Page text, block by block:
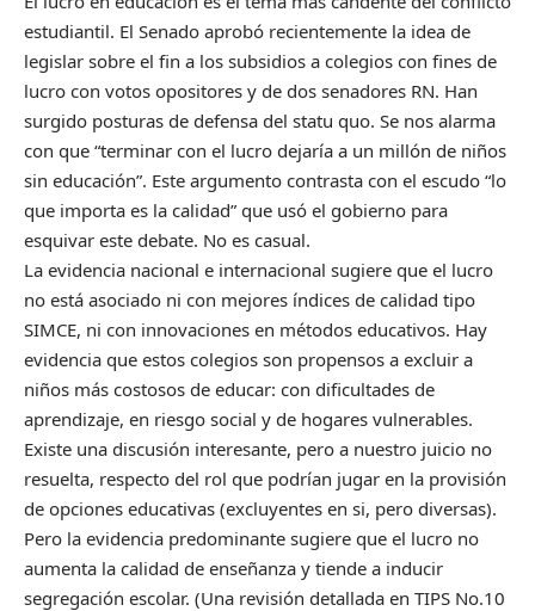
estudiantil. El Senado aprobó recientemente la idea de
legislar sobre el fin a los subsidios a colegios con fines de
lucro con votos opositores y de dos senadores RN. Han
surgido posturas de defensa del statu quo. Se nos alarma
con que “terminar con el lucro dejaría a un millón de niños
sin educación”. Este argumento contrasta con el escudo “lo
que importa es la calidad” que usó el gobierno para
esquivar este debate. No es casual.
La evidencia nacional e internacional sugiere que el lucro
no está asociado ni con mejores índices de calidad tipo
SIMCE, ni con innovaciones en métodos educativos. Hay
evidencia que estos colegios son propensos a excluir a
niños más costosos de educar: con dificultades de
aprendizaje, en riesgo social y de hogares vulnerables.
Existe una discusión interesante, pero a nuestro juicio no
resuelta, respecto del rol que podrían jugar en la provisión
de opciones educativas (excluyentes en si, pero diversas).
Pero la evidencia predominante sugiere que el lucro no
aumenta la calidad de enseñanza y tiende a inducir
segregación escolar. (Una revisión detallada en TIPS No.10